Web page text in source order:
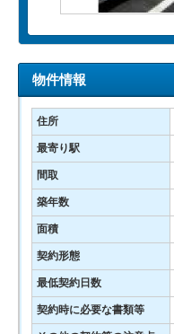
物件情報
住所
最寄り駅
間取
築年数
面積
契約形態
最低契約日数
契約時に必要な書類等